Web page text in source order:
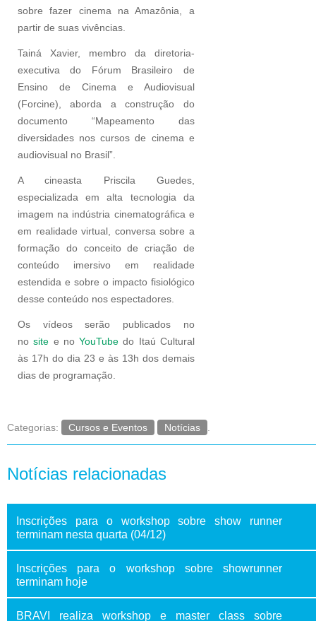
sobre fazer cinema na Amazônia, a
partir de suas vivências.
Tainá Xavier, membro da diretoria-
executiva do Fórum Brasileiro de
Ensino de Cinema e Audiovisual
(Forcine), aborda a construção do
documento “Mapeamento das
diversidades nos cursos de cinema e
audiovisual no Brasil”.
A cineasta Priscila Guedes,
especializada em alta tecnologia da
imagem na indústria cinematográfica e
em realidade virtual, conversa sobre a
formação do conceito de criação de
conteúdo imersivo em realidade
estendida e sobre o impacto fisiológico
desse conteúdo nos espectadores.
Os vídeos serão publicados no
nosite e noYouTube do Itaú Cultural
às 17h do dia 23 e às 13h dos demais
dias de programação.
Categorias: Cursos e Eventos Notícias
Notícias relacionadas
Inscrições para o workshop sobre show runner
terminam nesta quarta (04/12)
Inscrições para o workshop sobre showrunner
terminam hoje
BRAVI realiza workshop e master class sobre